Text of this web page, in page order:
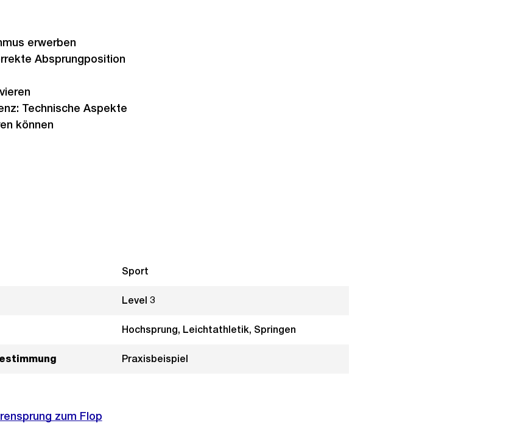
erwerben
Absprungposition
Technische Aspekte
können
Sport
Level 3
Hochsprung, Leichtathletik, Springen
Praxisbeispiel
zum Flop